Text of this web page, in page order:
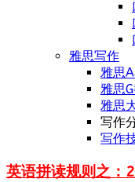
雅思写作
雅思
雅思
雅思
写作
写作
英语拼读规则之：